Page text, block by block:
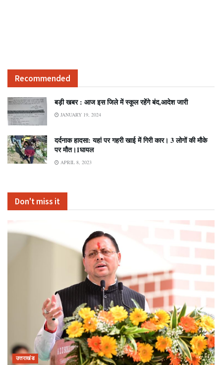
Recommended
बड़ी खबर : आज इस जिले में स्कूल रहेंगे बंद,आदेश जारी
JANUARY 19, 2024
दर्दनाक हादसा: यहां पर गहरी खाई में गिरी कार। 3 लोगों की मौके
पर मौत।1घायल
APRIL 8, 2023
Don't miss it
उत्तराखंड